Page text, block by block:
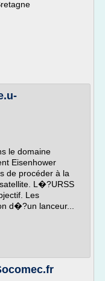
le domaine
Eisenhower
de procéder à la
L�?URSS
Les
d�?un lanceur...